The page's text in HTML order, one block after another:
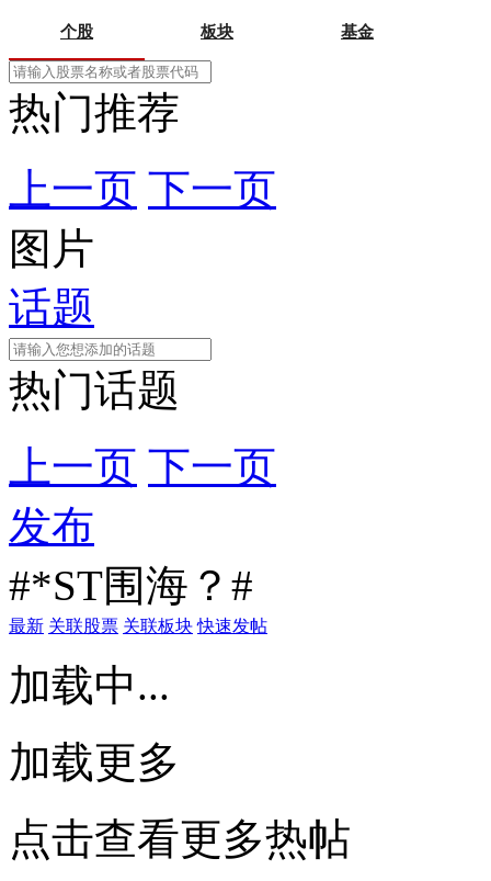
个股 板块 基金
热门推荐
上一页 下一页
图片
话题
热门话题
上一页 下一页
发布
#*ST围海？#
最新 关联股票 关联板块 快速发帖
加载中...
加载更多
点击查看更多热帖